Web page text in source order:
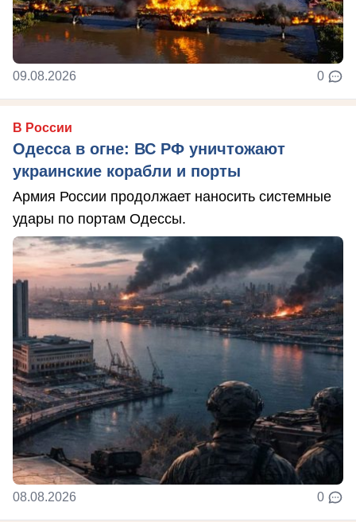
09.08.2026 0
В России
Одесса в огне: ВС РФ уничтожают
украинские корабли и порты
Армия России продолжает наносить системные
удары по портам Одессы.
08.08.2026 0